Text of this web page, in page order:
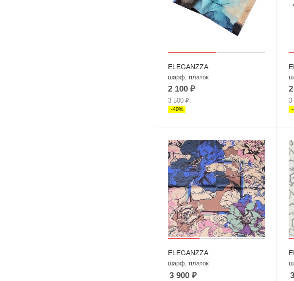
ELEGANZZA
шарф, платок
2 100 ₽
3 500₽
-40%
3
-
ELEGANZZA
шарф, платок
3 900 ₽